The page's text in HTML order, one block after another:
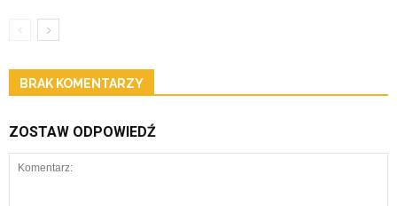
BRAK KOMENTARZY
ZOSTAW ODPOWIEDŹ